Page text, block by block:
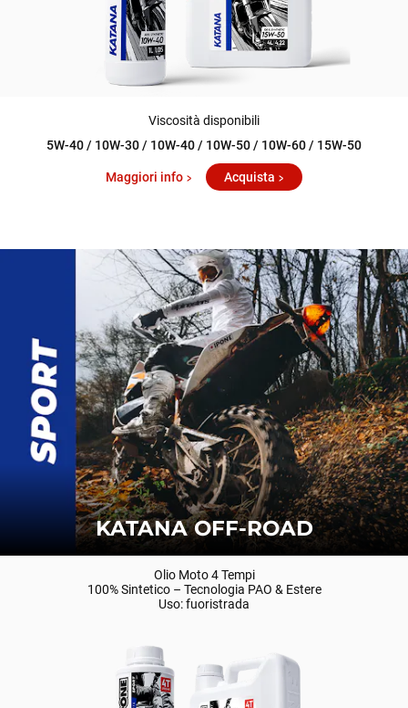
Viscosità disponibili
5W-40 / 10W-30 / 10W-40 / 10W-50 / 10W-60 / 15W-50
Maggiori info Acquista
KATANA OFF-ROAD
Olio Moto 4 Tempi
100% Sintetico – Tecnologia PAO & Estere
Uso: fuoristrada